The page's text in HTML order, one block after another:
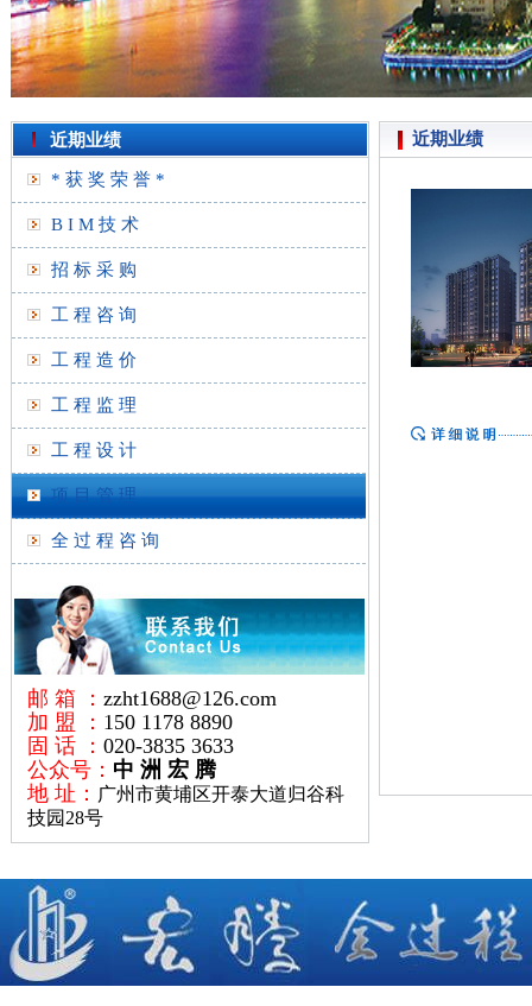
近期业绩
* 获 奖 荣 誉 *
B I M 技 术
招 标 采 购
工 程 咨 询
工 程 造 价
工 程 监 理
工 程 设 计
项 目 管 理
全 过 程 咨 询
邮 箱 ： zzht1688@126.com
加 盟 ： 150 1178 8890
固 话 ： 020-3835 3633
公众号： 中 洲 宏 腾
地 址： 广州市黄埔区开泰大道归谷科
技园28号
近期业绩